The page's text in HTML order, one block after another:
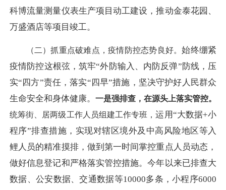
科博流量测量仪表生产项目动工建设，推动金泰花园、
万盛酒店等项目竣工。
（二）抓重点破难点，疫情防控态势良好。始终绷紧
疫情防控这根弦，筑牢“外防输入、内防反弹”防线，压
实“四方”责任，落实“四早”措施，坚决守护好人民群众
生命安全和身体健康。 一是强排查，在源头上落实管控。
统筹街、居两级工作人员组建工作专班，运用“大数据+小
程序”排查措施， 实现对辖区境外及中高风险地区等入
鲤人员的精准摸排，做到第一时间掌控重点人员动态，
做好信息登记和严格落实管控措施。今年以来已排查大
数据、公安数据、交通数据等10000多条，小程序6000